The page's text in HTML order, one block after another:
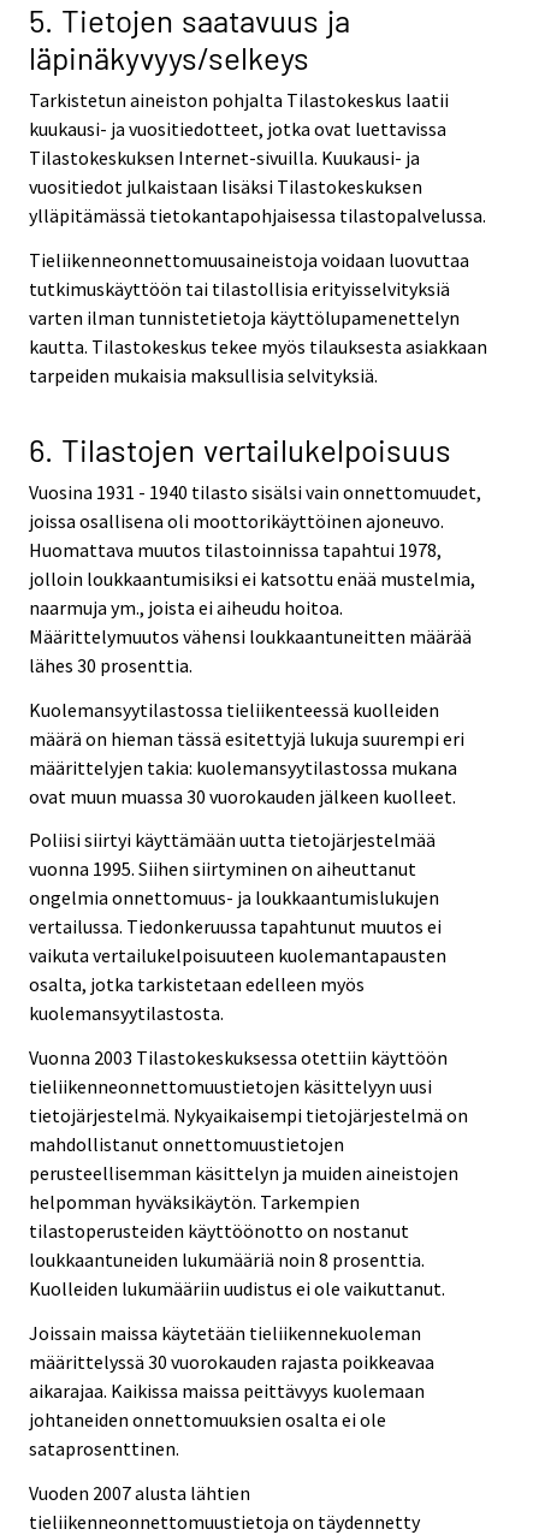
5. Tietojen saatavuus ja
läpinäkyvyys/selkeys
Tarkistetun aineiston pohjalta Tilastokeskus laatii
kuukausi- ja vuositiedotteet, jotka ovat luettavissa
Tilastokeskuksen Internet-sivuilla. Kuukausi- ja
vuositiedot julkaistaan lisäksi Tilastokeskuksen
ylläpitämässä tietokantapohjaisessa tilastopalvelussa.
Tieliikenneonnettomuusaineistoja voidaan luovuttaa
tutkimuskäyttöön tai tilastollisia erityisselvityksiä
varten ilman tunnistetietoja käyttölupamenettelyn
kautta. Tilastokeskus tekee myös tilauksesta asiakkaan
tarpeiden mukaisia maksullisia selvityksiä.
6. Tilastojen vertailukelpoisuus
Vuosina 1931 - 1940 tilasto sisälsi vain onnettomuudet,
joissa osallisena oli moottorikäyttöinen ajoneuvo.
Huomattava muutos tilastoinnissa tapahtui 1978,
jolloin loukkaantumisiksi ei katsottu enää mustelmia,
naarmuja ym., joista ei aiheudu hoitoa.
Määrittelymuutos vähensi loukkaantuneitten määrää
lähes 30 prosenttia.
Kuolemansyytilastossa tieliikenteessä kuolleiden
määrä on hieman tässä esitettyjä lukuja suurempi eri
määrittelyjen takia: kuolemansyytilastossa mukana
ovat muun muassa 30 vuorokauden jälkeen kuolleet.
Poliisi siirtyi käyttämään uutta tietojärjestelmää
vuonna 1995. Siihen siirtyminen on aiheuttanut
ongelmia onnettomuus- ja loukkaantumislukujen
vertailussa. Tiedonkeruussa tapahtunut muutos ei
vaikuta vertailukelpoisuuteen kuolemantapausten
osalta, jotka tarkistetaan edelleen myös
kuolemansyytilastosta.
Vuonna 2003 Tilastokeskuksessa otettiin käyttöön
tieliikenneonnettomuustietojen käsittelyyn uusi
tietojärjestelmä. Nykyaikaisempi tietojärjestelmä on
mahdollistanut onnettomuustietojen
perusteellisemman käsittelyn ja muiden aineistojen
helpomman hyväksikäytön. Tarkempien
tilastoperusteiden käyttöönotto on nostanut
loukkaantuneiden lukumääriä noin 8 prosenttia.
Kuolleiden lukumääriin uudistus ei ole vaikuttanut.
Joissain maissa käytetään tieliikennekuoleman
määrittelyssä 30 vuorokauden rajasta poikkeavaa
aikarajaa. Kaikissa maissa peittävyys kuolemaan
johtaneiden onnettomuuksien osalta ei ole
sataprosenttinen.
Vuoden 2007 alusta lähtien
tieliikenneonnettomuustietoja on täydennetty